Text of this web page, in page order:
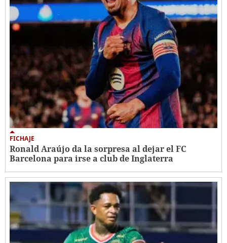
FICHAJE
Ronald Araújo da la sorpresa al dejar el FC
Barcelona para irse a club de Inglaterra